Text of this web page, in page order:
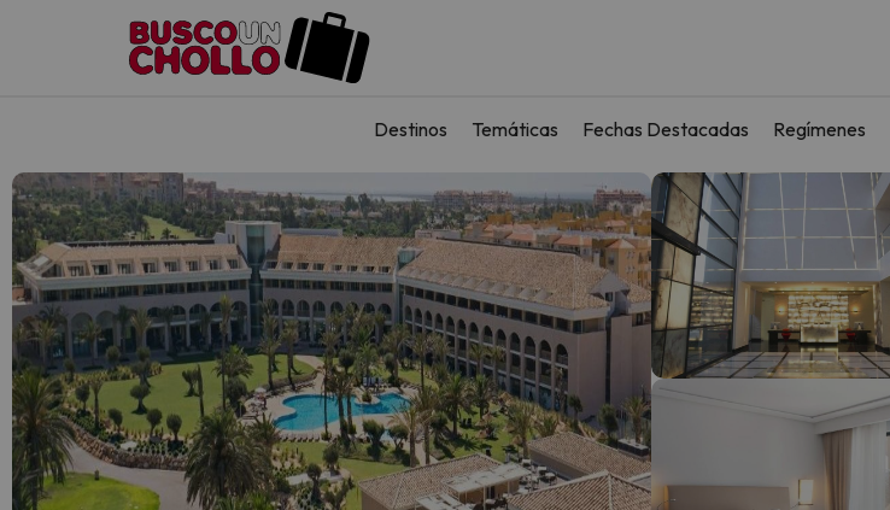
Destinos Temáticas Fechas Destacadas Regímenes